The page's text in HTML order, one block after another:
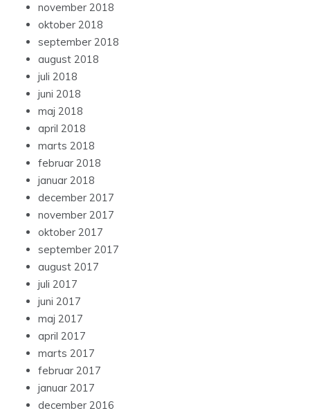
november 2018
oktober 2018
september 2018
august 2018
juli 2018
juni 2018
maj 2018
april 2018
marts 2018
februar 2018
januar 2018
december 2017
november 2017
oktober 2017
september 2017
august 2017
juli 2017
juni 2017
maj 2017
april 2017
marts 2017
februar 2017
januar 2017
december 2016